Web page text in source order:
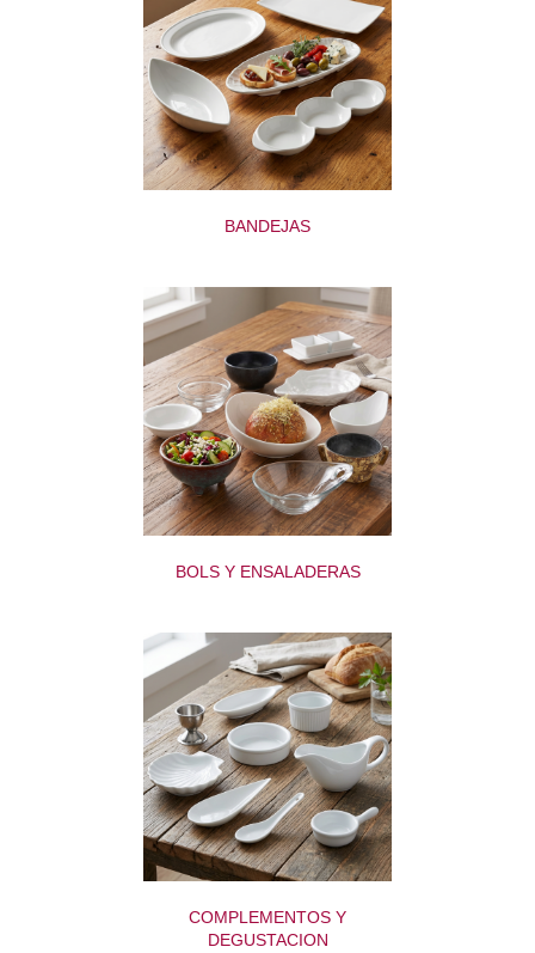
BANDEJAS
BOLS Y ENSALADERAS
COMPLEMENTOS Y
DEGUSTACION